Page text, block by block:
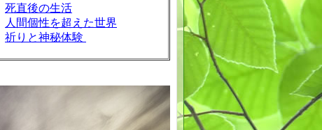
死直後の生活
人間個性を超えた世界
祈りと神秘体験